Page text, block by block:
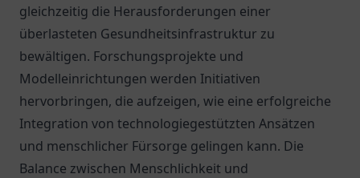
gleichzeitig die Herausforderungen einer
überlasteten Gesundheitsinfrastruktur zu
bewältigen. Forschungsprojekte und
Modelleinrichtungen werden Initiativen
hervorbringen, die aufzeigen, wie eine erfolgreiche
Integration von technologiegestützten Ansätzen
und menschlicher Fürsorge gelingen kann. Die
Balance zwischen Menschlichkeit und